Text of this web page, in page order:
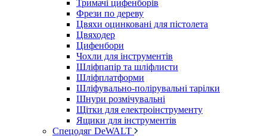
Тримачі цифенборів
Фрези по дереву
Цвяхи оцинковані для пістолета
Цвяходер
Цифенбори
Чохли для інструментів
Шліфпапір та шліфлисти
Шліфплатформи
Шліфувально-полірувальні тарілки
Шнури розмічувальні
Щітки для електроінструменту
Ящики для інструментів
Спецодяг DeWALT